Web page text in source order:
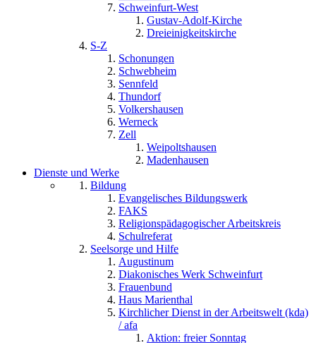
Schweinfurt-West
Gustav-Adolf-Kirche
Dreieinigkeitskirche
S-Z
Schonungen
Schwebheim
Sennfeld
Thundorf
Volkershausen
Werneck
Zell
Weipoltshausen
Madenhausen
Dienste und Werke
Bildung
Evangelisches Bildungswerk
FAKS
Religionspädagogischer Arbeitskreis
Schulreferat
Seelsorge und Hilfe
Augustinum
Diakonisches Werk Schweinfurt
Frauenbund
Haus Marienthal
Kirchlicher Dienst in der Arbeitswelt (kda)
/ afa
Aktion: freier Sonntag